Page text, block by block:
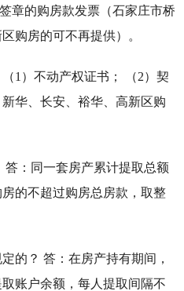
章的购房款发票（石家庄市桥
购房的可不再提供）。
1）不动产权证书； （2）契
华、长安、裕华、高新区购
答：同一套房产累计提取总额
的不超过购房总房款，取整
的？ 答：在房产持有期间，
账户余额，每人提取间隔不